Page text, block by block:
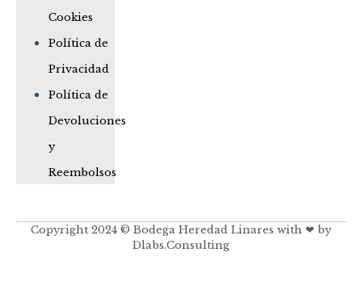
Cookies
Política de
Privacidad
Política de
Devoluciones
y
Reembolsos
Copyright 2024 © Bodega Heredad Linares with ❤ by
Dlabs.Consulting